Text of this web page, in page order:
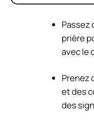
Passez
prière
avec le
Prenez
et des
des